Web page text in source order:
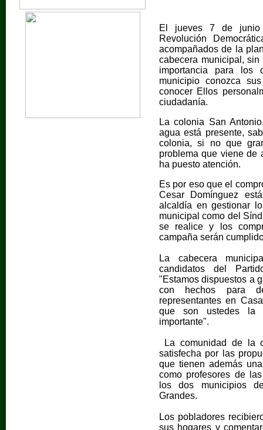
El jueves 7 de
Revolución
acompañados de la
cabecera municipal,
importancia para los
municipio conozca
conocer Ellos
ciudadanía.
La colonia San
agua está presente,
colonia, si no que
problema que viene de
ha puesto atención.
Es por eso que el
Cesar Domínguez
alcaldía en gestionar
municipal como del
se realice y los
campaña serán
La cabecera
candidatos del
"Estamos dispuestos a
con hechos para
representantes en
que son ustedes la
importante".
La comunidad de la
satisfecha por las
que tienen además
como profesores de
los dos municipios
Grandes.
Los pobladores
sus hogares y